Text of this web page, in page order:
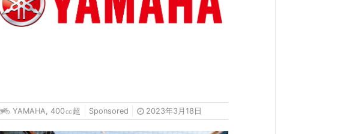
YAMAHA ,400㏄超 Sponsored 2023年3月18日